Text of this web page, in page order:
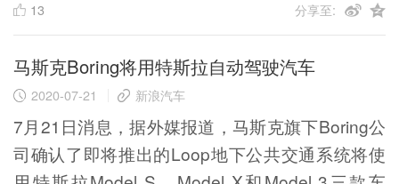
13 分享至:
马斯克Boring将用特斯拉自动驾驶汽车
2020-07-21 新浪汽车
7月21日消息，据外媒报道，马斯克旗下Boring公
司确认了即将推出的Loop地下公共交通系统将使